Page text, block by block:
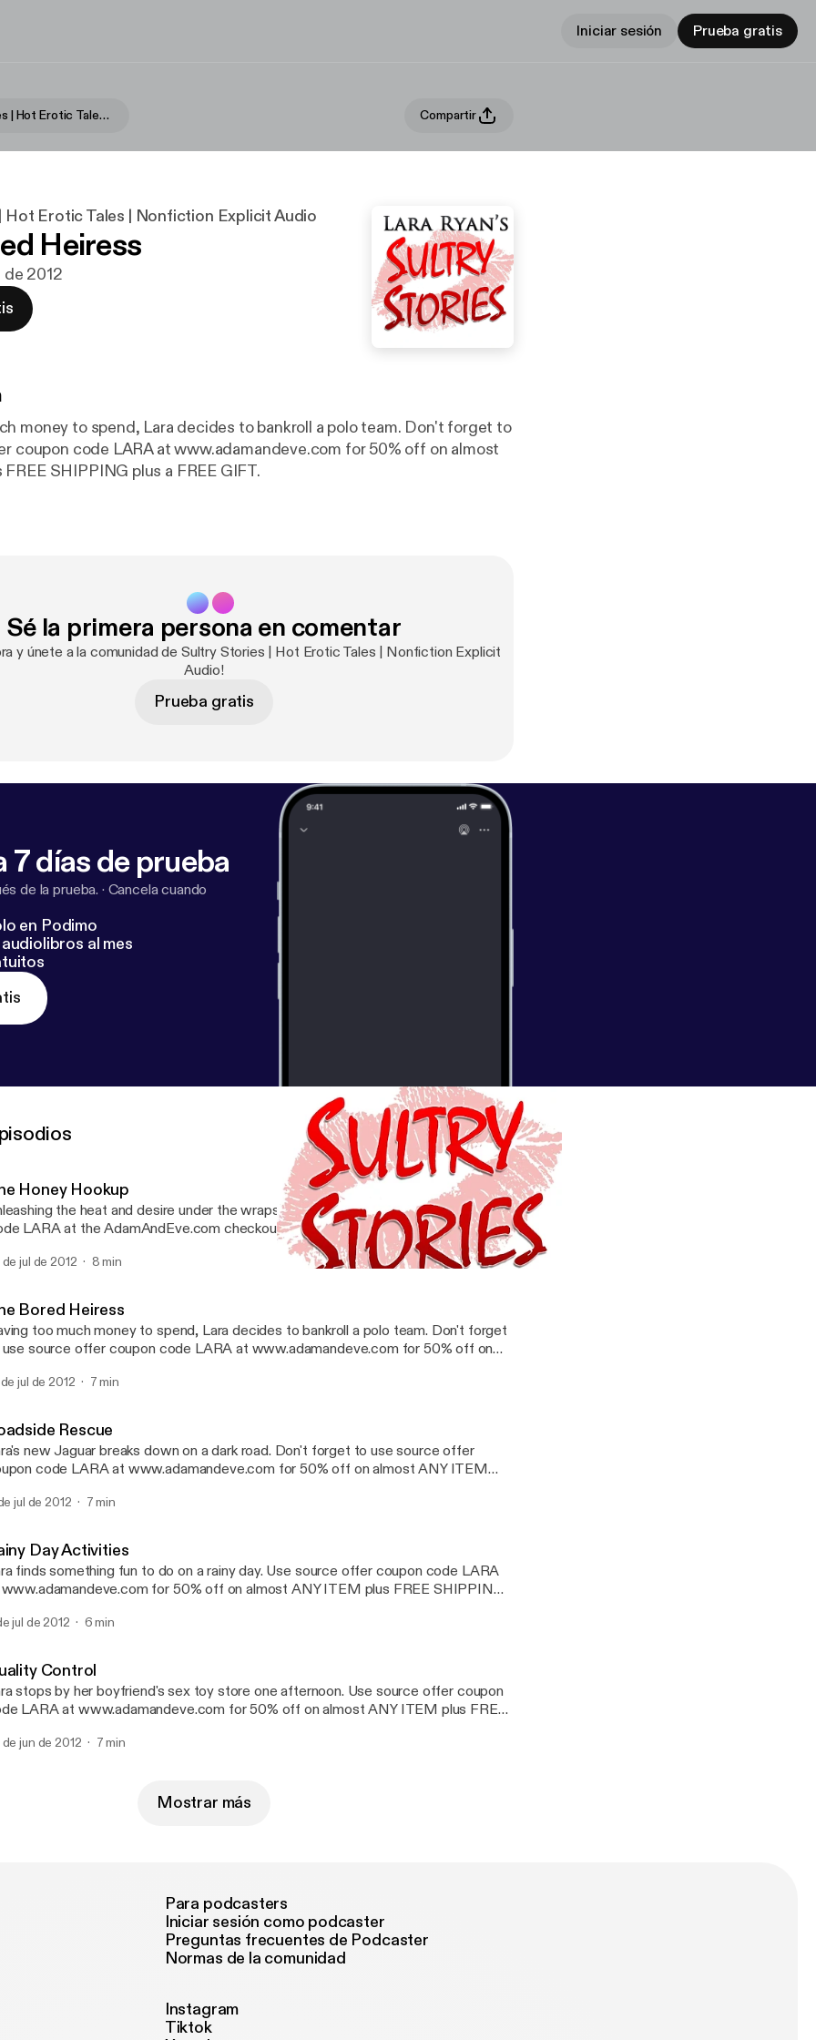
Iniciar sesión Prueba gratis
Sultry Stories | Hot Erotic Tales | Nonfiction Explicit Audio Compartir
Hot Erotic Tales | Nonfiction Explicit Audio
Heiress
de 2012
money to spend, Lara decides to bankroll a polo team. Don't forget to
coupon code LARA at www.adamandeve.com for 50% off on almost
SHIPPING plus a FREE GIFT.
Sé la primera persona en comentar
y únete a la comunidad de Sultry Stories | Hot Erotic Tales | Nonfiction Explicit
Audio!
Prueba gratis
7 días de prueba
de la prueba. · Cancela cuando
en Podimo
al mes
Honey Hookup
the heat and desire under the wraps on a rainy Thursday. Enter Coupon
LARA at the AdamAndEve.com checkout to enjoy 50% OFF on just about
irresistible item. Plus 3 FREE DVD's, a FREE Secret Gift, and FREE Shipping on
entire order.
de jul de 2012 8 min
Bored Heiress
too much money to spend, Lara decides to bankroll a polo team. Don't forget
source offer coupon code LARA at www.adamandeve.com for 50% off on
jul de 2012 7 min
Rescue
new Jaguar breaks down on a dark road. Don't forget to use source offer
code LARA at www.adamandeve.com for 50% off on almost ANY ITEM
jul de 2012 7 min
Day Activities
finds something fun to do on a rainy day. Use source offer coupon code LARA
for 50% off on almost ANY ITEM plus FREE SHIPPING
jul de 2012 6 min
Control
stops by her boyfriend's sex toy store one afternoon. Use source offer coupon
LARA at www.adamandeve.com for 50% off on almost ANY ITEM plus FREE
de jun de 2012 7 min
Mostrar más
Para podcasters
Iniciar sesión como podcaster
Preguntas frecuentes de Podcaster
Normas de la comunidad
Instagram
Tiktok